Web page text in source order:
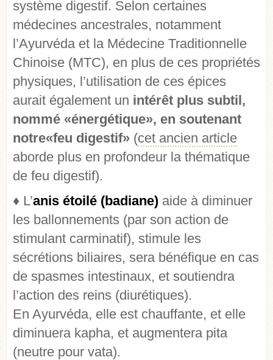
système digestif. Selon certaines
médecines ancestrales, notamment
l’Ayurvéda et la Médecine Traditionnelle
Chinoise (MTC), en plus de ces propriétés
physiques, l’utilisation de ces épices
aurait également un intérêt plus subtil,
nommé «énergétique», en soutenant
notre«feu digestif» (cet ancien article
aborde plus en profondeur la thématique
de feu digestif).
♦ L’anis étoilé (badiane) aide à diminuer
les ballonnements (par son action de
stimulant carminatif), stimule les
sécrétions biliaires, sera bénéfique en cas
de spasmes intestinaux, et soutiendra
l’action des reins (diurétiques).
En Ayurvéda, elle est chauffante, et elle
diminuera kapha, et augmentera pita
(neutre pour vata).